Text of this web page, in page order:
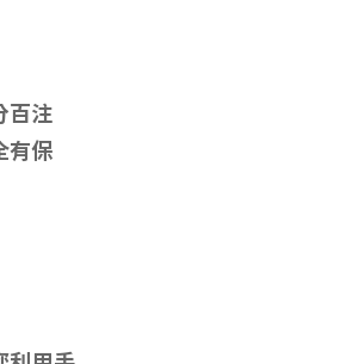
百注
有保